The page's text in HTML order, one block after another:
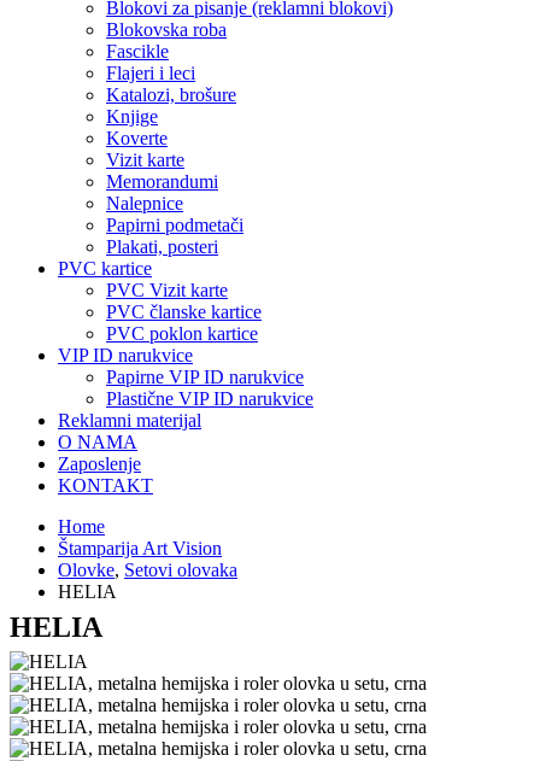
Blokovi za pisanje (reklamni blokovi)
Blokovska roba
Fascikle
Flajeri i leci
Katalozi, brošure
Knjige
Koverte
Vizit karte
Memorandumi
Nalepnice
Papirni podmetači
Plakati, posteri
PVC kartice
PVC Vizit karte
PVC članske kartice
PVC poklon kartice
VIP ID narukvice
Papirne VIP ID narukvice
Plastične VIP ID narukvice
Reklamni materijal
O NAMA
Zaposlenje
KONTAKT
Home
Štamparija Art Vision
Olovke, Setovi olovaka
HELIA
HELIA